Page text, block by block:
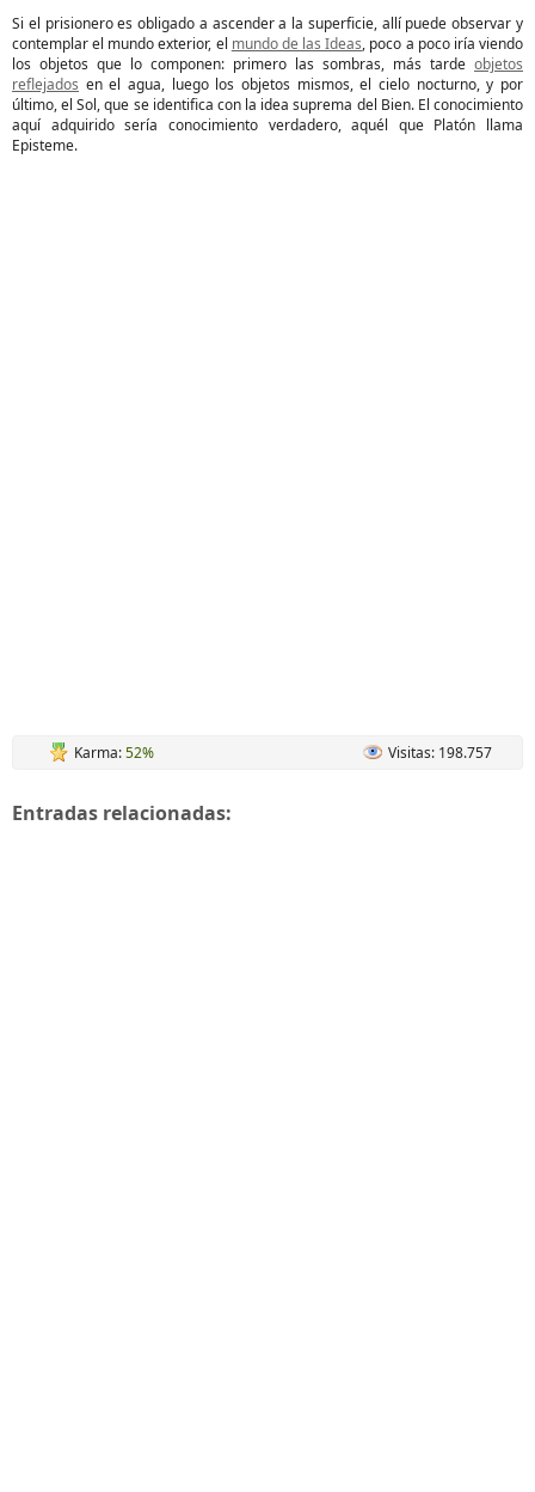
Si el prisionero es obligado a ascender a la superficie, allí puede observar y
contemplar el mundo exterior, el mundo de las Ideas, poco a poco iría viendo
los objetos que lo componen: primero las sombras, más tarde objetos
reflejados en el agua, luego los objetos mismos, el cielo nocturno, y por
último, el Sol, que se identifica con la idea suprema del Bien. El conocimiento
aquí adquirido sería conocimiento verdadero, aquél que Platón llama
Episteme.
Karma:52% Visitas: 198.757
Entradas relacionadas: